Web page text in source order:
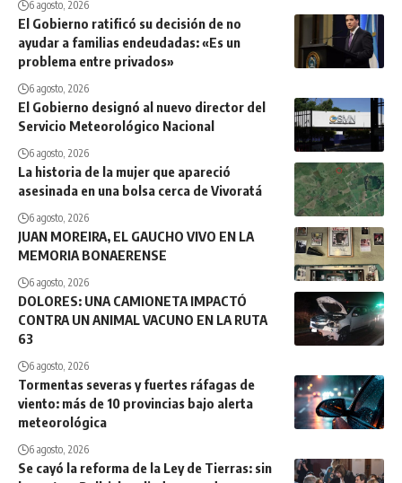
6 agosto, 2026
El Gobierno ratificó su decisión de no
ayudar a familias endeudadas: «Es un
problema entre privados»
6 agosto, 2026
El Gobierno designó al nuevo director del
Servicio Meteorológico Nacional
6 agosto, 2026
La historia de la mujer que apareció
asesinada en una bolsa cerca de Vivoratá
6 agosto, 2026
JUAN MOREIRA, EL GAUCHO VIVO EN LA
MEMORIA BONAERENSE
6 agosto, 2026
DOLORES: UNA CAMIONETA IMPACTÓ
CONTRA UN ANIMAL VACUNO EN LA RUTA
63
6 agosto, 2026
Tormentas severas y fuertes ráfagas de
viento: más de 10 provincias bajo alerta
meteorológica
6 agosto, 2026
Se cayó la reforma de la Ley de Tierras: sin